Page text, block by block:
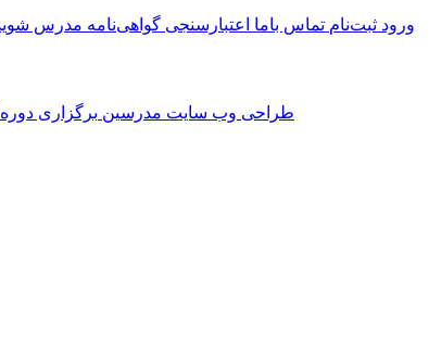
ورود ثبت‌نام تماس باما اعتبارسنجی گواهی‌نامه مدرس
طراحی وب سایت مدرسین برگزاری